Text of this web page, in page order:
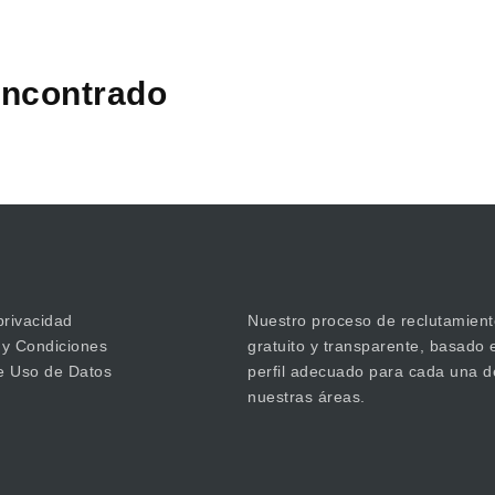
Condiciones
Uso de Datos
Nuestro proceso de
gratuito y transparente, basado
perfil adecuado para cada una
nuestras áreas.